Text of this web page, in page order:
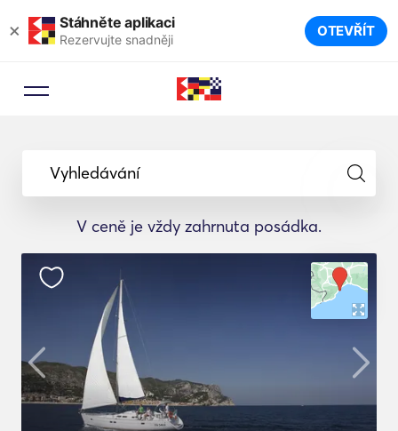
× Stáhněte aplikaci
Rezervujte snadněji OTEVŘÍT
Vyhledávání
V ceně je vždy zahrnuta posádka.